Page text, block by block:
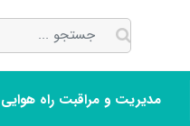
مدیریت و مراقبت راه هوایی